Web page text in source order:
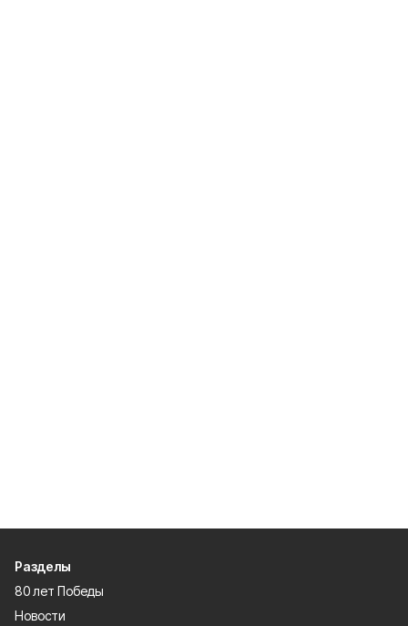
Разделы
80 лет Победы
Новости